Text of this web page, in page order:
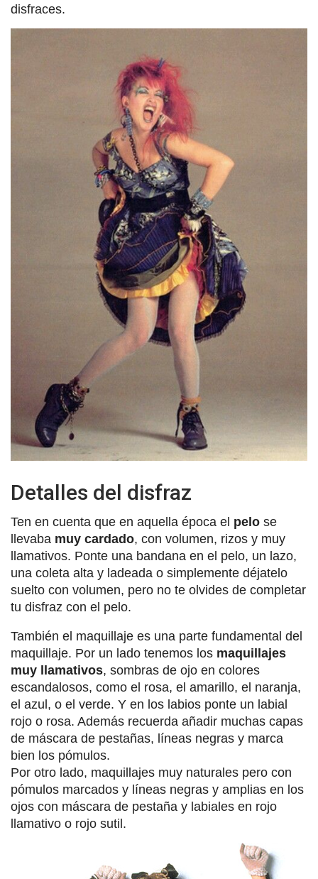
disfraces.
Detalles del disfraz
Ten en cuenta que en aquella época el pelo se
llevaba muy cardado, con volumen, rizos y muy
llamativos. Ponte una bandana en el pelo, un lazo,
una coleta alta y ladeada o simplemente déjatelo
suelto con volumen, pero no te olvides de completar
tu disfraz con el pelo.
También el maquillaje es una parte fundamental del
maquillaje. Por un lado tenemos los maquillajes
muy llamativos, sombras de ojo en colores
escandalosos, como el rosa, el amarillo, el naranja,
el azul, o el verde. Y en los labios ponte un labial
rojo o rosa. Además recuerda añadir muchas capas
de máscara de pestañas, líneas negras y marca
bien los pómulos.
Por otro lado, maquillajes muy naturales pero con
pómulos marcados y líneas negras y amplias en los
ojos con máscara de pestaña y labiales en rojo
llamativo o rojo sutil.